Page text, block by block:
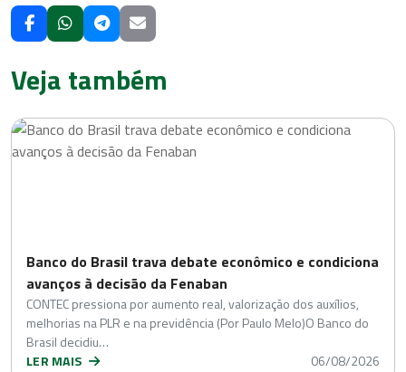
Veja também
Banco do Brasil trava debate econômico e condiciona
avanços à decisão da Fenaban
CONTEC pressiona por aumento real, valorização dos auxílios,
melhorias na PLR e na previdência (Por Paulo Melo)O Banco do
Brasil decidiu…
LER MAIS
06/08/2026